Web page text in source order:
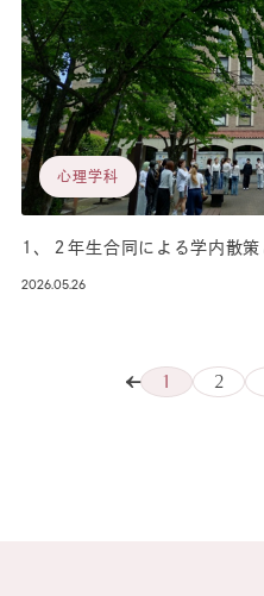
心理学科
1、２年生合同による学内散
2026.05.26
1 2